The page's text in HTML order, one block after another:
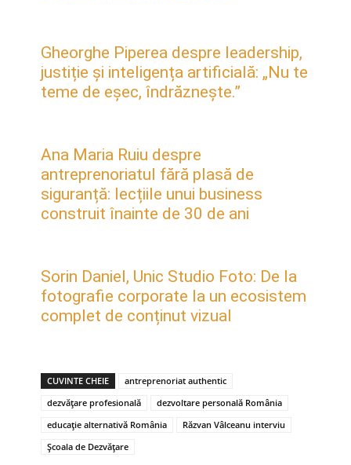
Gheorghe Piperea despre leadership,
justiție și inteligența artificială: „Nu te
teme de eșec, îndrăznește.”
Ana Maria Ruiu despre
antreprenoriatul fără plasă de
siguranță: lecțiile unui business
construit înainte de 30 de ani
Sorin Daniel, Unic Studio Foto: De la
fotografie corporate la un ecosistem
complet de conținut vizual
CUVINTE CHEIE
antreprenoriat authentic
dezvățare profesională
dezvoltare personală România
educație alternativă România
Răzvan Vâlceanu interviu
Școala de Dezvățare